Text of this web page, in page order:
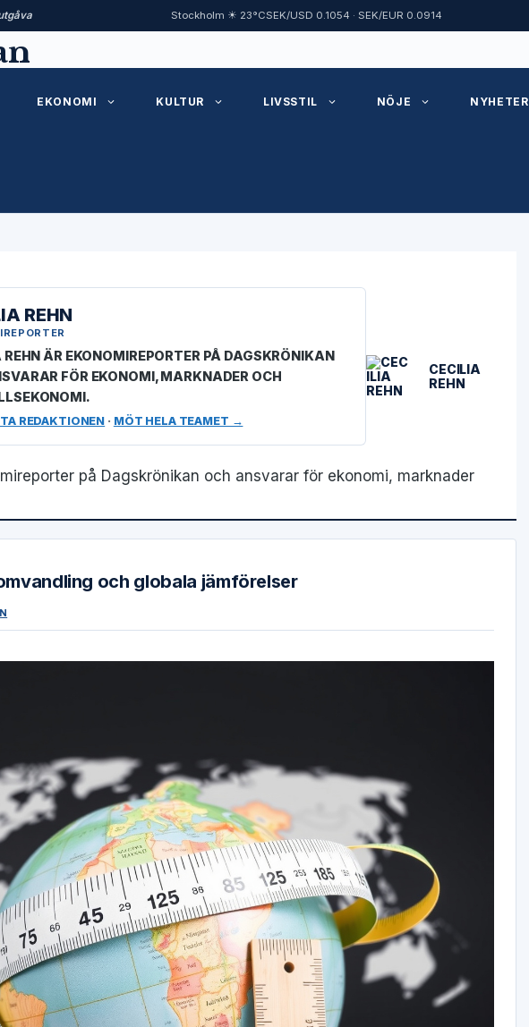
Stockholm ☀ 23°CSEK/USD 0.1054 · SEK/EUR 0.0914
EKONOMI KULTUR LIVSSTIL NÖJE NYHETER
REHN
REHN ÄR EKONOMIREPORTER PÅ DAGSKRÖNIKAN
FÖR EKONOMI, MARKNADER OCH
REDAKTIONEN · MÖT HELA TEAMET →
CECILIA
REHN
på Dagskrönikan och ansvarar för ekonomi, marknader
och globala jämförelser